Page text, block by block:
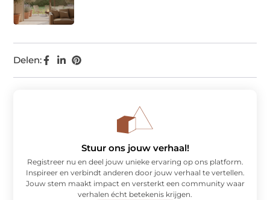
Delen:
Stuur ons jouw verhaal!
Registreer nu en deel jouw unieke ervaring op ons platform.
Inspireer en verbindt anderen door jouw verhaal te vertellen.
Jouw stem maakt impact en versterkt een community waar
verhalen écht betekenis krijgen.